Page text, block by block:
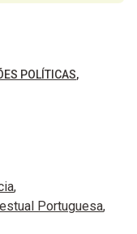
POLÍTICAS
Portuguesa